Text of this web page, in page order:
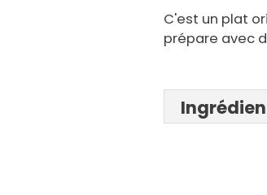
C'est un plat
prépare avec